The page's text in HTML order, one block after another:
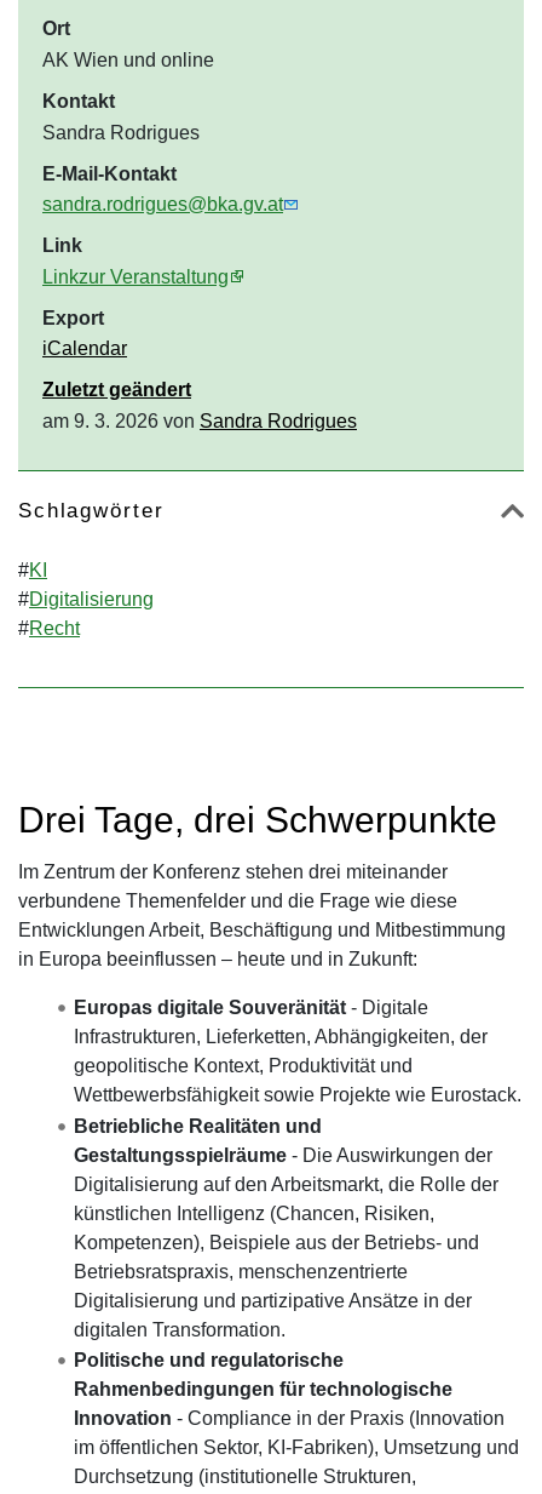
Ort
AK Wien und online
Kontakt
Sandra Rodrigues
E-Mail-Kontakt
sandra.rodrigues@bka.gv.at
Link
Linkzur Veranstaltung
Export
iCalendar
Zuletzt geändert
am 9. 3. 2026 von Sandra Rodrigues
Schlagwörter
#KI
#Digitalisierung
#Recht
Drei Tage, drei Schwerpunkte
Im Zentrum der Konferenz stehen drei miteinander
verbundene Themenfelder und die Frage wie diese
Entwicklungen Arbeit, Beschäftigung und Mitbestimmung
in Europa beeinflussen – heute und in Zukunft:
Europas digitale Souveränität- Digitale
Infrastrukturen, Lieferketten, Abhängigkeiten, der
geopolitische Kontext, Produktivität und
Wettbewerbsfähigkeit sowie Projekte wie Eurostack.
Betriebliche Realitäten und
Gestaltungsspielräume- Die Auswirkungen der
Digitalisierung auf den Arbeitsmarkt, die Rolle der
künstlichen Intelligenz (Chancen, Risiken,
Kompetenzen), Beispiele aus der Betriebs- und
Betriebsratspraxis, menschenzentrierte
Digitalisierung und partizipative Ansätze in der
digitalen Transformation.
Politische und regulatorische
Rahmenbedingungen für technologische
Innovation - Compliance in der Praxis (Innovation
im öffentlichen Sektor, KI-Fabriken), Umsetzung und
Durchsetzung (institutionelle Strukturen,